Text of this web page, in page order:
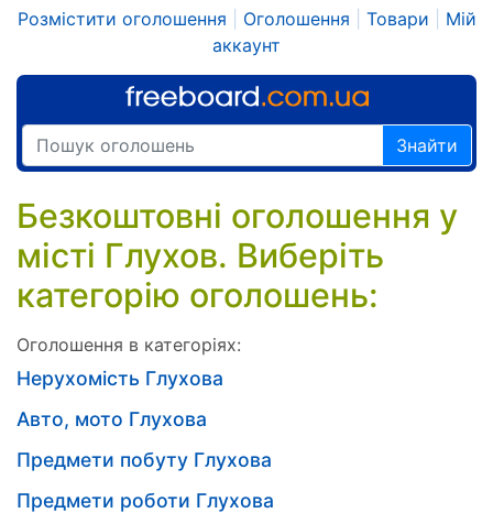
Розмістити оголошення Оголошення Товари
Мій
аккаунт
Знайти
Безкоштовні оголошення у
місті Глухов. Виберіть
категорію оголошень:
Оголошення в категоріях:
Нерухомість Глухова
Авто, мото Глухова
Предмети побуту Глухова
Предмети роботи Глухова